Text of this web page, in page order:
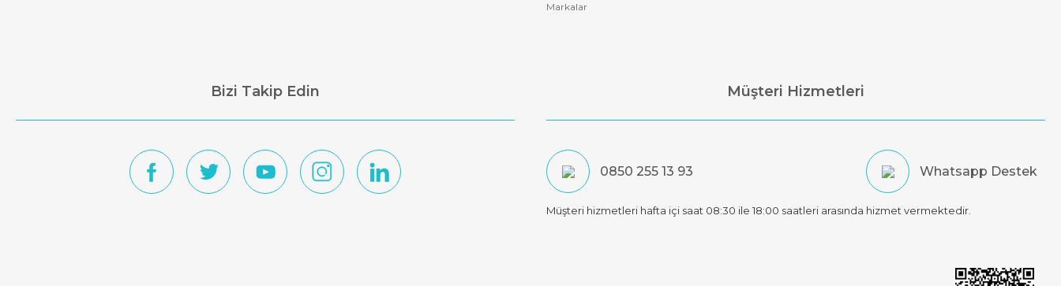
Markalar
Bizi Takip Edin Müşteri Hizmetleri
0850 255 13 93 Whatsapp Destek
Müşteri hizmetleri hafta içi saat 08:30 ile 18:00 saatleri arasında hizmet vermektedir.